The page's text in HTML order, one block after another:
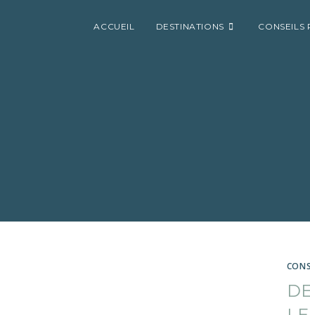
ACCUEIL DESTINATIONS CONSEILS